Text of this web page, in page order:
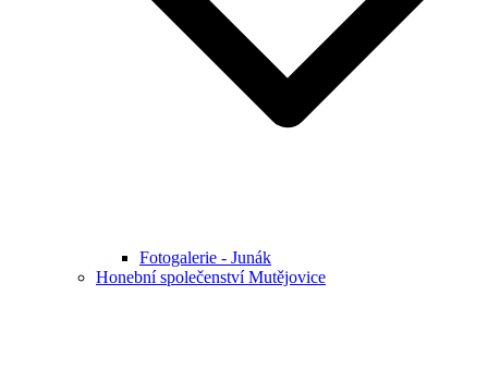
Fotogalerie - Junák
Honební společenství Mutějovice